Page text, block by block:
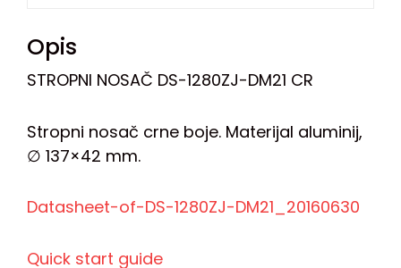
Opis
STROPNI NOSAČ DS-1280ZJ-DM21 CR
Stropni nosač crne boje. Materijal aluminij,
∅ 137×42 mm.
Datasheet-of-DS-1280ZJ-DM21_20160630
Quick start guide